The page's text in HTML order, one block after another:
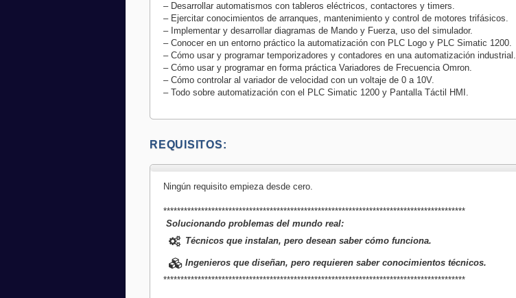
– Desarrollar automatismos con tableros eléctricos, contactores y timers.
– Ejercitar conocimientos de arranques, mantenimiento y control de motores trifásicos.
– Implementar y desarrollar diagramas de Mando y Fuerza, uso del simulador.
– Conocer en un entorno práctico la automatización con PLC Logo y PLC Simatic 1200.
– Cómo usar y programar temporizadores y contadores en una automatización industrial.
– Cómo usar y programar en forma práctica Variadores de Frecuencia Omron.
– Cómo controlar al variador de velocidad con un voltaje de 0 a 10V.
– Todo sobre automatización con el PLC Simatic 1200 y Pantalla Táctil HMI.
REQUISITOS:
Ningún requisito empieza desde cero.
****************************************************************************************
Solucionando problemas del mundo real:
Técnicos que instalan, pero desean saber cómo funciona.
Ingenieros que diseñan, pero requieren saber conocimientos técnicos.
****************************************************************************************